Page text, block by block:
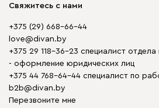
Свяжитесь с нами
+375 (29) 668-66-44
love@divan.by
+375 29 118-36-23 специалист
- оформление юридических лиц
+375 44 768-64-44 специалист по
b2b@divan.by
Перезвоните мне